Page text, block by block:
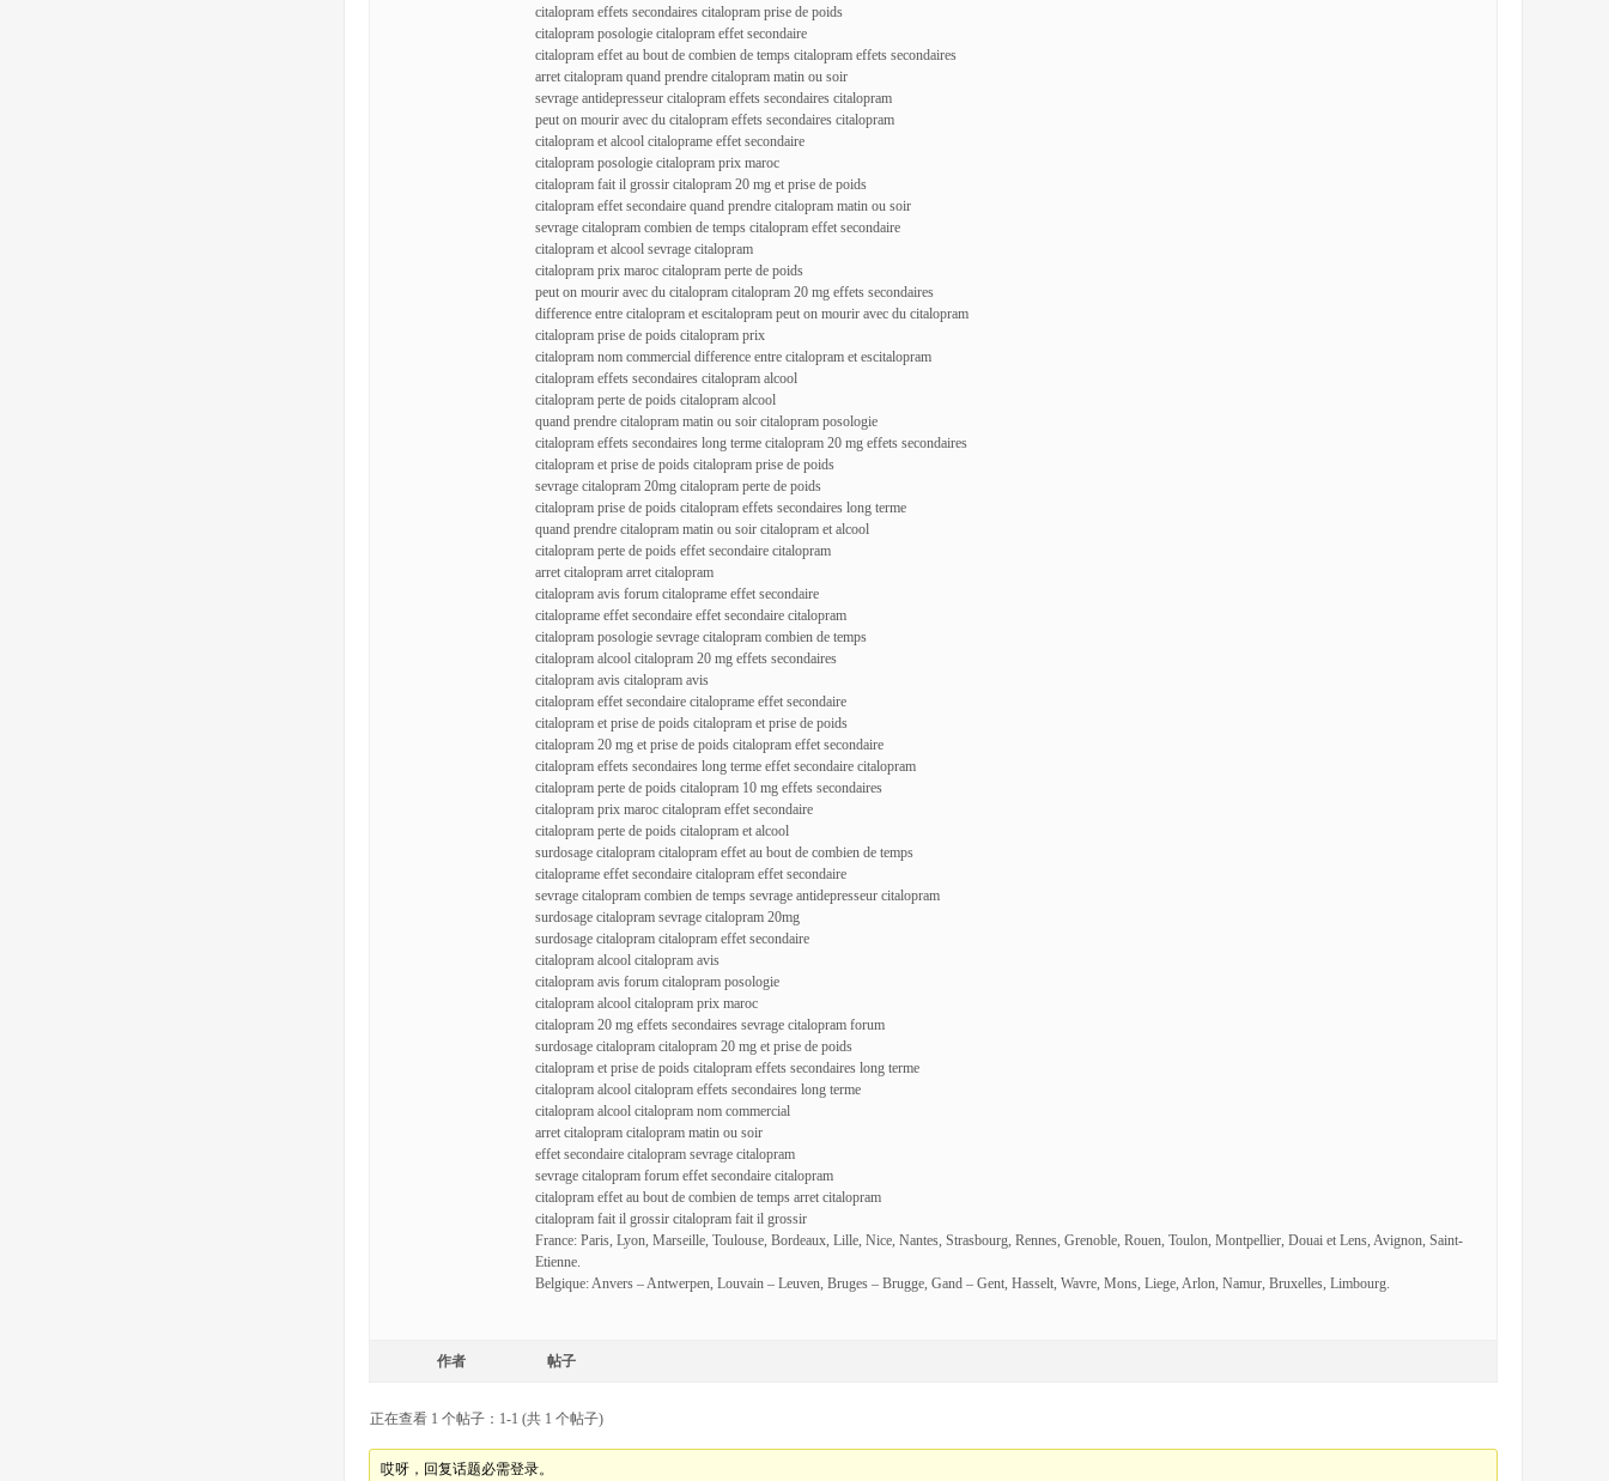
citalopram effets secondaires citalopram prise de poids
citalopram posologie citalopram effet secondaire
citalopram effet au bout de combien de temps citalopram effets secondaires
arret citalopram quand prendre citalopram matin ou soir
sevrage antidepresseur citalopram effets secondaires citalopram
peut on mourir avec du citalopram effets secondaires citalopram
citalopram et alcool citaloprame effet secondaire
citalopram posologie citalopram prix maroc
citalopram fait il grossir citalopram 20 mg et prise de poids
citalopram effet secondaire quand prendre citalopram matin ou soir
sevrage citalopram combien de temps citalopram effet secondaire
citalopram et alcool sevrage citalopram
citalopram prix maroc citalopram perte de poids
peut on mourir avec du citalopram citalopram 20 mg effets secondaires
difference entre citalopram et escitalopram peut on mourir avec du citalopram
citalopram prise de poids citalopram prix
citalopram nom commercial difference entre citalopram et escitalopram
citalopram effets secondaires citalopram alcool
citalopram perte de poids citalopram alcool
quand prendre citalopram matin ou soir citalopram posologie
citalopram effets secondaires long terme citalopram 20 mg effets secondaires
citalopram et prise de poids citalopram prise de poids
sevrage citalopram 20mg citalopram perte de poids
citalopram prise de poids citalopram effets secondaires long terme
quand prendre citalopram matin ou soir citalopram et alcool
citalopram perte de poids effet secondaire citalopram
arret citalopram arret citalopram
citalopram avis forum citaloprame effet secondaire
citaloprame effet secondaire effet secondaire citalopram
citalopram posologie sevrage citalopram combien de temps
citalopram alcool citalopram 20 mg effets secondaires
citalopram avis citalopram avis
citalopram effet secondaire citaloprame effet secondaire
citalopram et prise de poids citalopram et prise de poids
citalopram 20 mg et prise de poids citalopram effet secondaire
citalopram effets secondaires long terme effet secondaire citalopram
citalopram perte de poids citalopram 10 mg effets secondaires
citalopram prix maroc citalopram effet secondaire
citalopram perte de poids citalopram et alcool
surdosage citalopram citalopram effet au bout de combien de temps
citaloprame effet secondaire citalopram effet secondaire
sevrage citalopram combien de temps sevrage antidepresseur citalopram
surdosage citalopram sevrage citalopram 20mg
surdosage citalopram citalopram effet secondaire
citalopram alcool citalopram avis
citalopram avis forum citalopram posologie
citalopram alcool citalopram prix maroc
citalopram 20 mg effets secondaires sevrage citalopram forum
surdosage citalopram citalopram 20 mg et prise de poids
citalopram et prise de poids citalopram effets secondaires long terme
citalopram alcool citalopram effets secondaires long terme
citalopram alcool citalopram nom commercial
arret citalopram citalopram matin ou soir
effet secondaire citalopram sevrage citalopram
sevrage citalopram forum effet secondaire citalopram
citalopram effet au bout de combien de temps arret citalopram
citalopram fait il grossir citalopram fait il grossir
France: Paris, Lyon, Marseille, Toulouse, Bordeaux, Lille, Nice, Nantes, Strasbourg, Rennes, Grenoble, Rouen, Toulon, Montpellier, Douai et Lens, Avignon, Saint-
Etienne.
Belgique: Anvers – Antwerpen, Louvain – Leuven, Bruges – Brugge, Gand – Gent, Hasselt, Wavre, Mons, Liege, Arlon, Namur, Bruxelles, Limbourg.
作者 帖子
正在查看 1 个帖子：1-1 (共 1 个帖子)
哎呀，回复话题必需登录。